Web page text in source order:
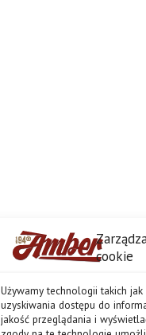
cookie
Używamy technologii takich
uzyskiwania dostępu do
jakość przeglądania i